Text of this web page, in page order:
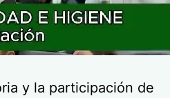
y la participación de